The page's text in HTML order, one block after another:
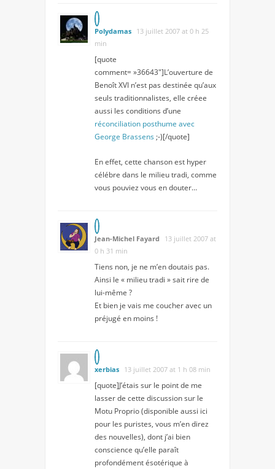
Polydamas 13 juillet 2007 at 0 h 25
min
[quote
comment= »36643″]L’ouverture de
Benoît XVI n’est pas destinée qu’aux
seuls traditionnalistes, elle créee
aussi les conditions d’une
réconciliation posthume avec
George Brassens ;-)[/quote]
En effet, cette chanson est hyper
célébre dans le milieu tradi, comme
vous pouviez vous en douter…
Jean-Michel Fayard
13 juillet 2007 at
0 h 31 min
Tiens non, je ne m’en doutais pas.
Ainsi le « milieu tradi » sait rire de
lui-même ?
Et bien je vais me coucher avec un
préjugé en moins !
xerbias 13 juillet 2007 at 1 h 08 min
[quote]J’étais sur le point de me
lasser de cette discussion sur le
Motu Proprio (disponible aussi ici
pour les puristes, vous m’en direz
des nouvelles), dont j’ai bien
conscience qu’elle paraît
profondément ésotérique à